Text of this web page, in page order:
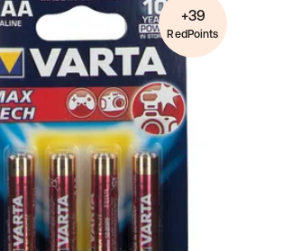
+39
RedPoints